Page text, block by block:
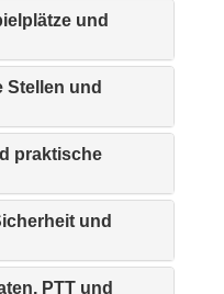
und
Stellen und
praktische
und
PTT und